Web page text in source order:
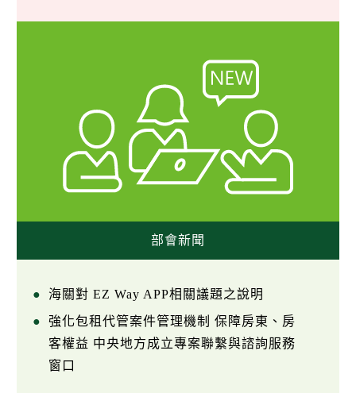
部會新聞
海關對 EZ Way APP相關議題之說明
強化包租代管案件管理機制 保障房東、房
客權益 中央地方成立專案聯繫與諮詢服務
窗口